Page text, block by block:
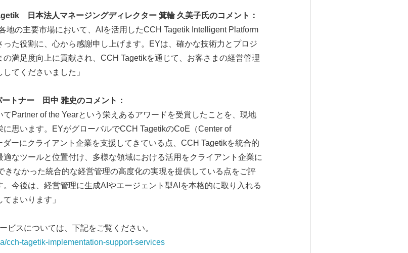
日本法人マネージングディレクター 箕輪 久美子氏のコメント：
地の主要市場において、AIを活用したCCH Tagetik Intelligent Platform
た役割に、心から感謝申し上げます。EYは、確かな技術力とプロジ
満足度向上に貢献され、CCH Tagetikを通じて、お客さまの経営管理
てくださいました」
トナー 田中 雅史のコメント：
てPartner of the Yearという栄えあるアワードを受賞したことを、現地
思います。EYがグローバルでCCH TagetikのCoE（Center of
ーにクライアント企業を支援してきている点、CCH Tagetikを統合的
なツールと位置付け、多様な領域における活用をクライアント企業に
きなかった統合的な経営管理の高度化の実現を提供している点をご評
今後は、経営管理に生成AIやエージェント型AIを本格的に取り入れる
まいります」
ビスについては、下記をご覧ください。
cch-tagetik-implementation-support-services